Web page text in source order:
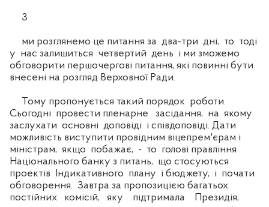
3
ми розглянемо це питання за два-три дні, то тоді
у нас залишиться четвертий день і ми зможемо
обговорити першочергові питання, які повинні бути
внесені на розгляд Верховної Ради.
Тому пропонується такий порядок роботи.
Сьогодні провести пленарне засідання, на якому
заслухати основні доповіді і співдоповіді. Дати
можливість виступити провідним віцепрем'єрам і
міністрам, якщо побажає, - то голові правління
Національного банку з питань, що стосуються
проектів Індикативного плану і бюджету, і почати
обговорення. Завтра за пропозицією багатьох
постійних комісій, яку підтримала Президія,